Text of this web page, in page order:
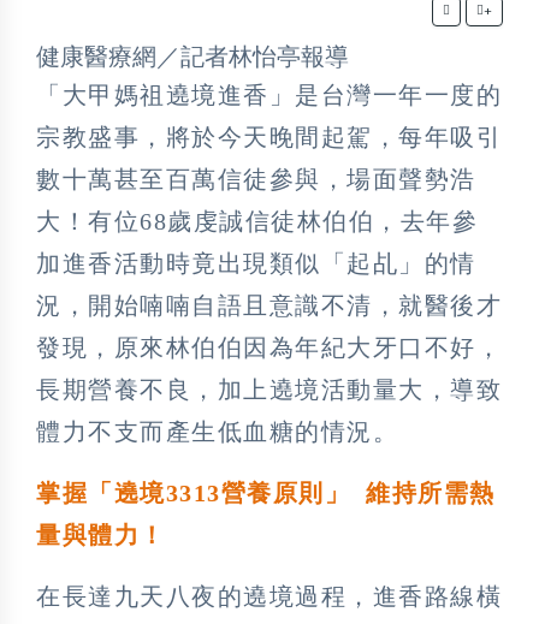
+
健康醫療網／記者林怡亭報導
「大甲媽祖遶境進香」是台灣一年一度的
宗教盛事，將於今天晚間起駕，每年吸引
數十萬甚至百萬信徒參與，場面聲勢浩
大！有位68歲虔誠信徒林伯伯，去年參
加進香活動時竟出現類似「起乩」的情
況，開始喃喃自語且意識不清，就醫後才
發現，原來林伯伯因為年紀大牙口不好，
長期營養不良，加上遶境活動量大，導致
體力不支而產生低血糖的情況。
掌握「遶境3313營養原則」 維持所需熱
量與體力！
在長達九天八夜的遶境過程，進香路線橫